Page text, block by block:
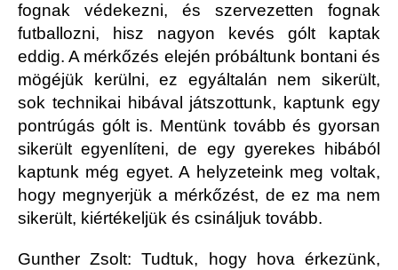
fognak védekezni, és szervezetten fognak
futballozni, hisz nagyon kevés gólt kaptak
eddig. A mérkőzés elején próbáltunk bontani és
mögéjük kerülni, ez egyáltalán nem sikerült,
sok technikai hibával játszottunk, kaptunk egy
pontrúgás gólt is. Mentünk tovább és gyorsan
sikerült egyenlíteni, de egy gyerekes hibából
kaptunk még egyet. A helyzeteink meg voltak,
hogy megnyerjük a mérkőzést, de ez ma nem
sikerült, kiértékeljük és csináljuk tovább.
Gunther Zsolt: Tudtuk, hogy hova érkezünk,